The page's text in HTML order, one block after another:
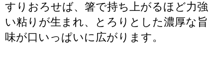
すりおろせば、箸で持ち上がるほど力強
い粘りが生まれ、とろりとした濃厚な旨
味が口いっぱいに広がります。